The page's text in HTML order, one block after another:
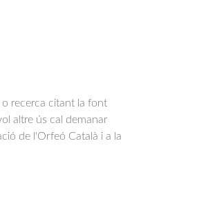
recerca citant la font
altre ús cal demanar
de l'Orfeó Català i a la